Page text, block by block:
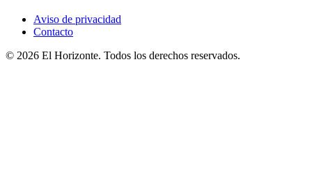
Aviso de privacidad
Contacto
© 2026 El Horizonte. Todos los derechos reservados.